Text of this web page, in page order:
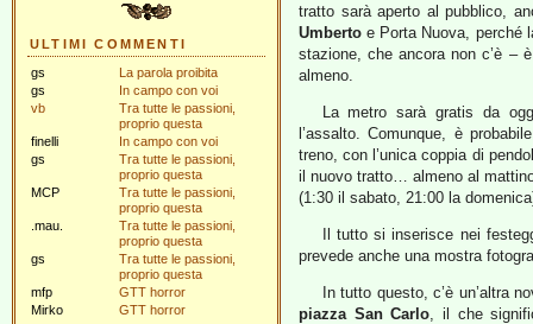
ULTIMI COMMENTI
gs
La parola proibita
gs
In campo con voi
vb
Tra tutte le passioni,
proprio questa
finelli
In campo con voi
gs
Tra tutte le passioni,
proprio questa
MCP
Tra tutte le passioni,
proprio questa
.mau.
Tra tutte le passioni,
proprio questa
gs
Tra tutte le passioni,
proprio questa
mfp
GTT horror
Mirko
GTT horror
tratto sarà aperto al pubblico,
Umberto e Porta Nuova, perché
stazione, che ancora non c’è –
almeno.
La metro sarà gratis da
l’assalto. Comunque, è
treno, con l’unica coppia di
il nuovo tratto… almeno al
(1:30 il sabato, 21:00 la
Il tutto si inserisce nei
prevede anche una mostra
In tutto questo, c’è un’altra
piazza San Carlo, il che